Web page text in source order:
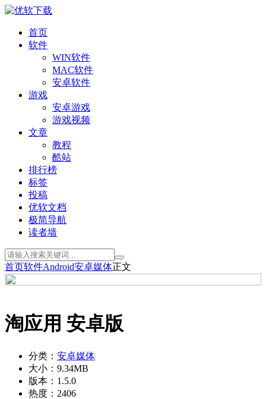
首页
软件
WIN软件
MAC软件
安卓软件
游戏
安卓游戏
游戏视频
文章
教程
酷站
排行榜
标签
投稿
优软文档
极简导航
读者墙
首页软件Android安卓媒体正文
淘应用 安卓版
分类： 安卓媒体
大小： 9.34MB
版本： 1.5.0
热度： 2406